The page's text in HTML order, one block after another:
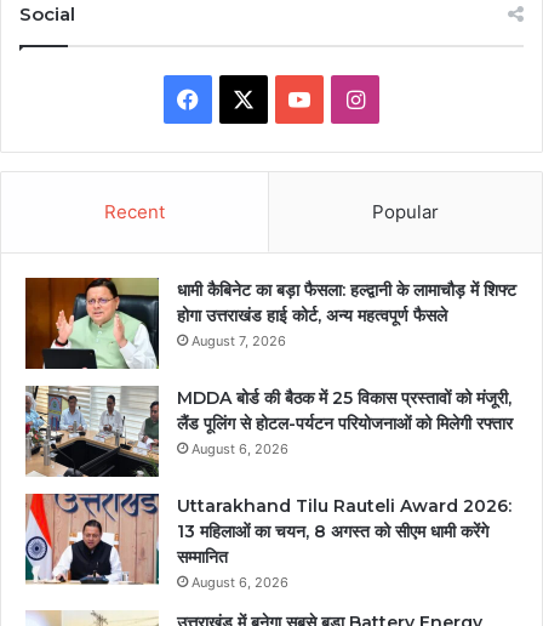
Social
Facebook YouTubeInstagram
Recent Popular
धामी कैबिनेट का बड़ा फैसला: हल्द्वानी के लामाचौड़ में शिफ्ट
होगा उत्तराखंड हाई कोर्ट, अन्य महत्वपूर्ण फैसले
August 7, 2026
MDDA बोर्ड की बैठक में 25 विकास प्रस्तावों को मंजूरी,
लैंड पूलिंग से होटल-पर्यटन परियोजनाओं को मिलेगी रफ्तार
August 6, 2026
Uttarakhand Tilu Rauteli Award 2026:
13 महिलाओं का चयन, 8 अगस्त को सीएम धामी करेंगे
सम्मानित
August 6, 2026